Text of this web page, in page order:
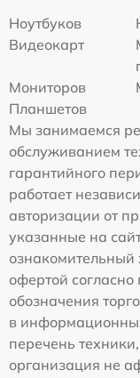
Ноутбуков
Видеокарт
Мониторов
Планшетов
Мы занимаемся
обслуживанием
гарантийного
работает
авторизации от
указанные на
ознакомительный
офертой
обозначения
в
перечень
организация не